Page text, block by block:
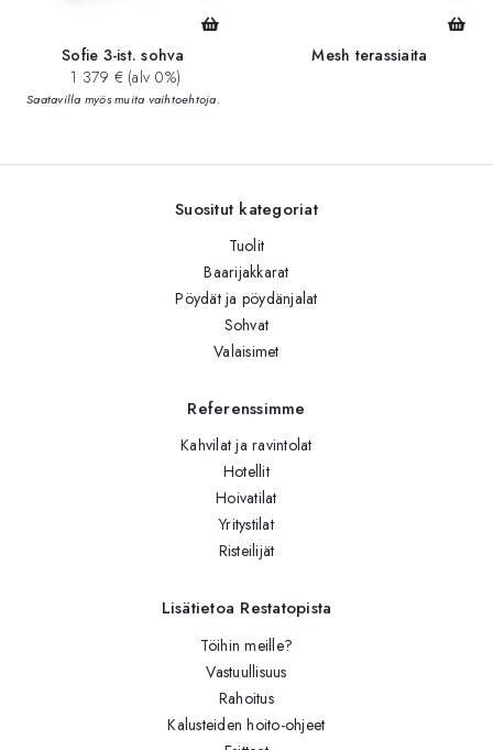
Sofie 3-ist. sohva
1 379 € (alv 0%)
Saatavilla myös muita vaihtoehtoja.
Mesh terassiaita
Suositut kategoriat
Tuolit
Baarijakkarat
Pöydät ja pöydänjalat
Sohvat
Valaisimet
Referenssimme
Kahvilat ja ravintolat
Hotellit
Hoivatilat
Yritystilat
Risteilijät
Lisätietoa Restatopista
Töihin meille?
Vastuullisuus
Rahoitus
Kalusteiden hoito-ohjeet